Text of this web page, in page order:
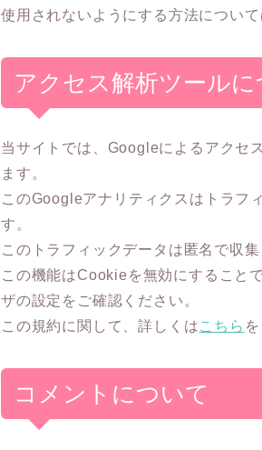
使用されないようにする方法について
アクセス解析ツールに
当サイトでは、Googleによるアクセ
ます。
このGoogleアナリティクスはトラフ
す。
このトラフィックデータは匿名で収
この機能はCookieを無効にすること
ザの設定をご確認ください。
この規約に関して、詳しくはこちら
コメントについて